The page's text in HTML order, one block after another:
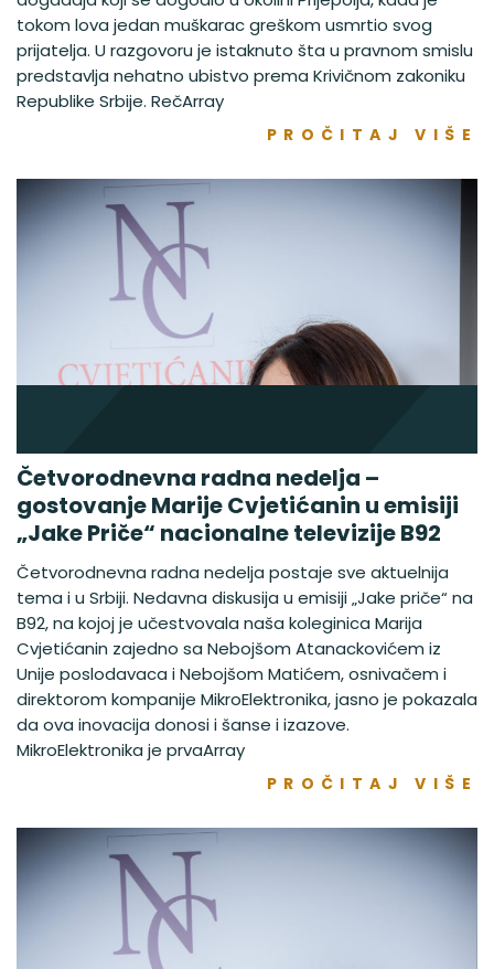
tokom lova jedan muškarac greškom usmrtio svog
prijatelja. U razgovoru je istaknuto šta u pravnom smislu
predstavlja nehatno ubistvo prema Krivičnom zakoniku
Republike Srbije. RečArray
PROČITAJ VIŠE
Četvorodnevna radna nedelja –
gostovanje Marije Cvjetićanin u emisiji
„Jake Priče“ nacionalne televizije B92
Četvorodnevna radna nedelja postaje sve aktuelnija
tema i u Srbiji. Nedavna diskusija u emisiji „Jake priče“ na
B92, na kojoj je učestvovala naša koleginica Marija
Cvjetićanin zajedno sa Nebojšom Atanackovićem iz
Unije poslodavaca i Nebojšom Matićem, osnivačem i
direktorom kompanije MikroElektronika, jasno je pokazala
da ova inovacija donosi i šanse i izazove.
MikroElektronika je prvaArray
PROČITAJ VIŠE